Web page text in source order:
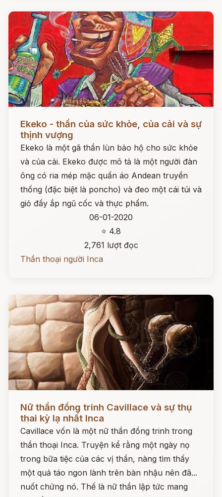
Ekeko - thần của sức khỏe, của cải và sự
thịnh vượng
Ekeko là một gã thần lùn bảo hộ cho sức khỏe
và của cải. Ekeko được mô tả là một người đàn
ông có ria mép mặc quần áo Andean truyền
thống (đặc biệt là poncho) và đeo một cái túi và
giỏ đầy ắp ngũ cốc và thực phẩm.
06-01-2020
⭐ 4.8
2,761 lượt đọc
Thần thoại người Inca
Nữ thần đồng trinh Cavillace và sự thụ
thai kỳ lạ nhất Inca
Cavillace vốn là một nữ thần đồng trinh trong
thần thoại Inca. Truyện kể rằng một ngày nọ
trong bữa tiệc của các vị thần, nàng tìm thấy
một quả táo ngon lành trên bàn nhậu nên đã...
nuốt chửng nó. Thế là nữ thần lập tức mang